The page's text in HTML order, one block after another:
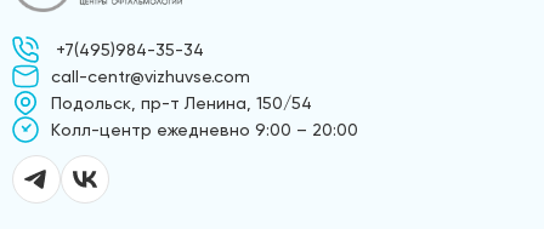
+7(495)984-35-34
call-centr@vizhuvse.com
Подольск, пр-т Ленина, 150/54
Kолл-центр ежедневно 9:00 – 20:00